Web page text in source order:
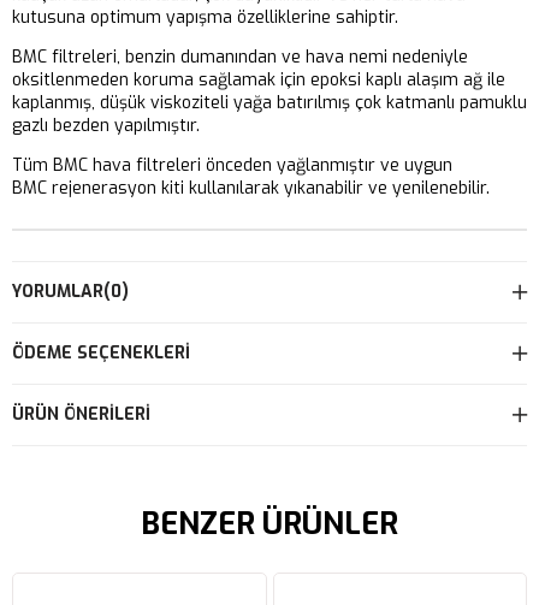
kutusuna optimum yapışma özelliklerine sahiptir.
BMC filtreleri, benzin dumanından ve hava nemi nedeniyle
oksitlenmeden koruma sağlamak için epoksi kaplı alaşım ağ ile
kaplanmış, düşük viskoziteli yağa batırılmış çok katmanlı pamuklu
gazlı bezden yapılmıştır.
Tüm BMC hava filtreleri önceden yağlanmıştır ve uygun
BMC rejenerasyon kiti kullanılarak yıkanabilir ve yenilenebilir.
YORUMLAR(0)
ÖDEME SEÇENEKLERI
ÜRÜN ÖNERILERI
BENZER ÜRÜNLER